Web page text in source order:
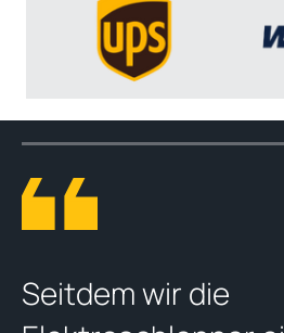
Seitdem wir die